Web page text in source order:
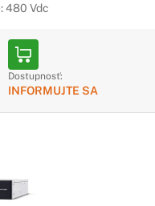
480 Vdc
Dostupnosť:
INFORMUJTE SA